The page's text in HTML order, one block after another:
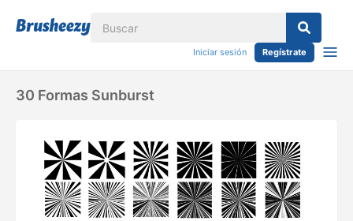
Iniciar sesión Regístrate
30 Formas Sunburst